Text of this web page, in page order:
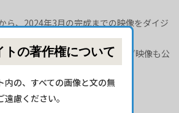
ら、2024年3月の完成までの映像をダイジ
でご覧ください。
成披露パーティーのオープニング映像も公
視聴下さい。
トの著作権について
内の、すべての画像と文の無
慮ください。